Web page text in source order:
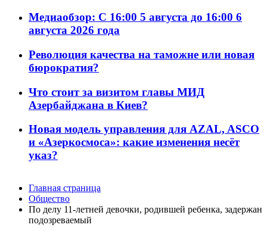
Медиаобзор: С 16:00 5 августа до 16:00 6
августа 2026 года
Революция качества на таможне или новая
бюрократия?
Что стоит за визитом главы МИД
Азербайджана в Киев?
Новая модель управления для AZAL, ASCO
и «Азеркосмоса»: какие изменения несёт
указ?
Главная страница
Общество
По делу 11-летней девочки, родившей ребенка, задержан
подозреваемый